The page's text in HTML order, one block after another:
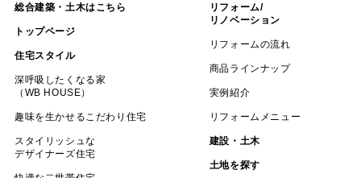
総合建築・土木はこちら
トップページ
住宅スタイル
深呼吸したくなる家
（WB HOUSE）
趣味を生かせるこだわり住宅
スタイリッシュな
デザイナーズ住宅
リフォーム/
リノベーション
リフォームの流れ
商品ラインナップ
実例紹介
リフォームメニュー
建設・土木
土地を探す